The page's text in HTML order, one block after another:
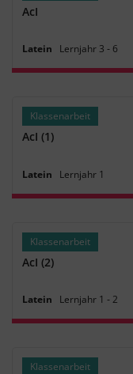
AcI
Latein Lernjahr 3 ‐ 6
Klassenarbeit
AcI (1)
Latein Lernjahr 1
Klassenarbeit
AcI (2)
Latein Lernjahr 1 ‐2
Klassenarbeit